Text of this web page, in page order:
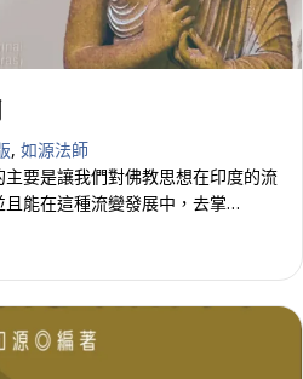
, 如源法師
要是讓我們對佛教思想在印度的流
能在這種流變發展中，去掌…
入門